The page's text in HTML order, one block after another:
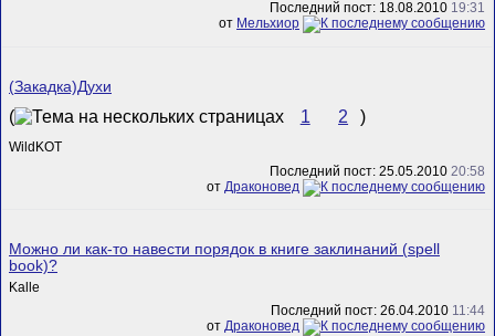
Последний пост: 18.08.2010 19:31
от Мельхиор
(Закадка)Духи
( 1 2 )
WildKOT
Последний пост: 25.05.2010 20:58
от Драконовед
Можно ли как-то навести порядок в книге заклинаний (spell
book)?
Kalle
Последний пост: 26.04.2010 11:44
от Драконовед